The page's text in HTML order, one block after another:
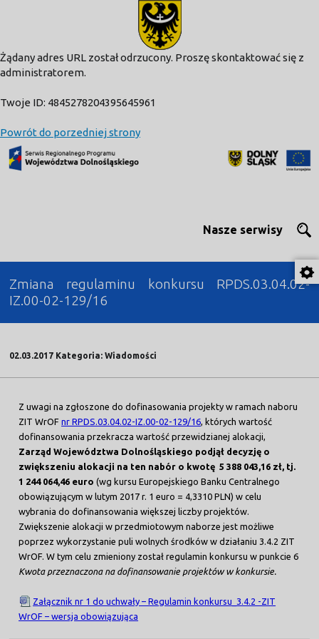
Żądany adres URL został odrzucony. Proszę skontaktować się z
administratorem.
Twoje ID: 4845278204395645961
Powrót do porzedniej strony
Nasze serwisy
Zmiana regulaminu konkursu RPDS.03.04.02-
IZ.00-02-129/16
02.03.2017 Kategoria: Wiadomości
Z uwagi na zgłoszone do dofinasowania projekty w ramach naboru
ZIT WrOFnr RPDS.03.04.02-IZ.00-02-129/16 , których wartość
dofinansowania przekracza wartość przewidzianej alokacji,
Zarząd Województwa Dolnośląskiego podjął decyzję o
zwiększeniu alokacji na ten nabór o kwotę 5 388 043,16 zł, tj.
1 244 064,46 euro (wg kursu Europejskiego Banku Centralnego
obowiązującym w lutym 2017 r. 1 euro = 4,3310 PLN) w celu
wybrania do dofinansowania większej liczby projektów.
Zwiększenie alokacji w przedmiotowym naborze jest możliwe
poprzez wykorzystanie puli wolnych środków w działaniu 3.4.2 ZIT
WrOF. W tym celu zmieniony został regulamin konkursu w punkcie 6
Kwota przeznaczona na dofinansowanie projektów w konkursie.
Załącznik nr 1 do uchwały – Regulamin konkursu_3.4.2 -ZIT
WrOF – wersja obowiązująca
modal-check